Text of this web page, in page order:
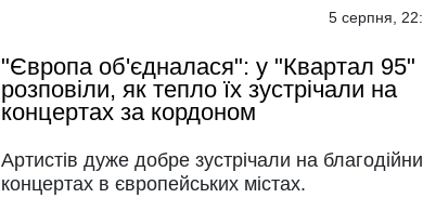
5 серпня,
"Європа об'єдналася": у "Квартал 95"
розповіли, як тепло їх зустрічали на
концертах за кордоном
Артистів дуже добре зустрічали на
концертах в європейських містах.